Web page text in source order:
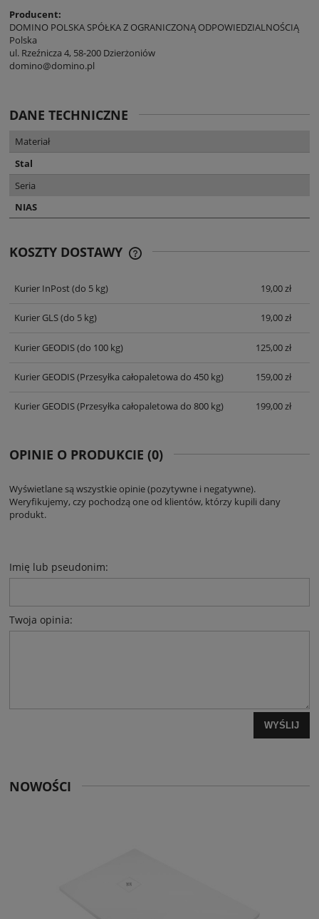
Producent:
DOMINO POLSKA SPÓŁKA Z OGRANICZONĄ ODPOWIEDZIALNOŚCIĄ
Polska
ul. Rzeźnicza 4, 58-200 Dzierżoniów
domino@domino.pl
DANE TECHNICZNE
Materiał
Stal
Seria
NIAS
KOSZTY DOSTAWY
Kurier InPost(do 5 kg) 19,00 zł
Kurier GLS(do 5 kg) 19,00 zł
Kurier GEODIS(do 100 kg) 125,00 zł
Kurier GEODIS(Przesyłka całopaletowa do 450 kg) 159,00 zł
Kurier GEODIS(Przesyłka całopaletowa do 800 kg) 199,00 zł
OPINIE O PRODUKCIE (0)
Wyświetlane są wszystkie opinie (pozytywne i negatywne).
Weryfikujemy, czy pochodzą one od klientów, którzy kupili dany
produkt.
Imię lub pseudonim:
Twoja opinia:
WYŚLIJ
NOWOŚCI